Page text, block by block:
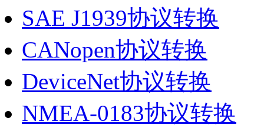
SAE J1939协议转换
CANopen协议转换
DeviceNet协议转换
NMEA-0183协议转换